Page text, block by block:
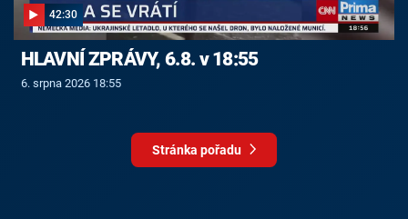
42:30
HLAVNÍ ZPRÁVY, 6.8. v 18:55
6. srpna 2026 18:55
Stránka pořadu